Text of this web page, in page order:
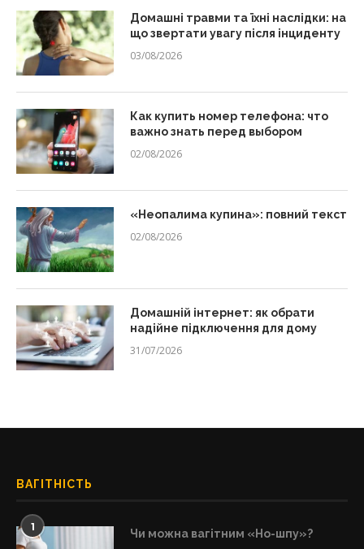
Домашні травми та їхні наслідки: на
що звертати увагу після інциденту
03/08/2026
Как купить номер телефона: что
важно знать перед выбором
02/08/2026
«Неопалима купина»: повний текст
02/08/2026
Домашній інтернет: як обрати
надійне підключення для дому
31/07/2026
ВАГІТНІСТЬ
1 Чи можна вагітним «Но-шпу»?